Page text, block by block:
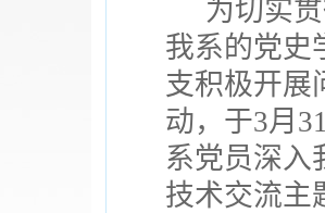
为切实
我系的党史
支积极开展
动，于3月
系党员深入
技术交流主